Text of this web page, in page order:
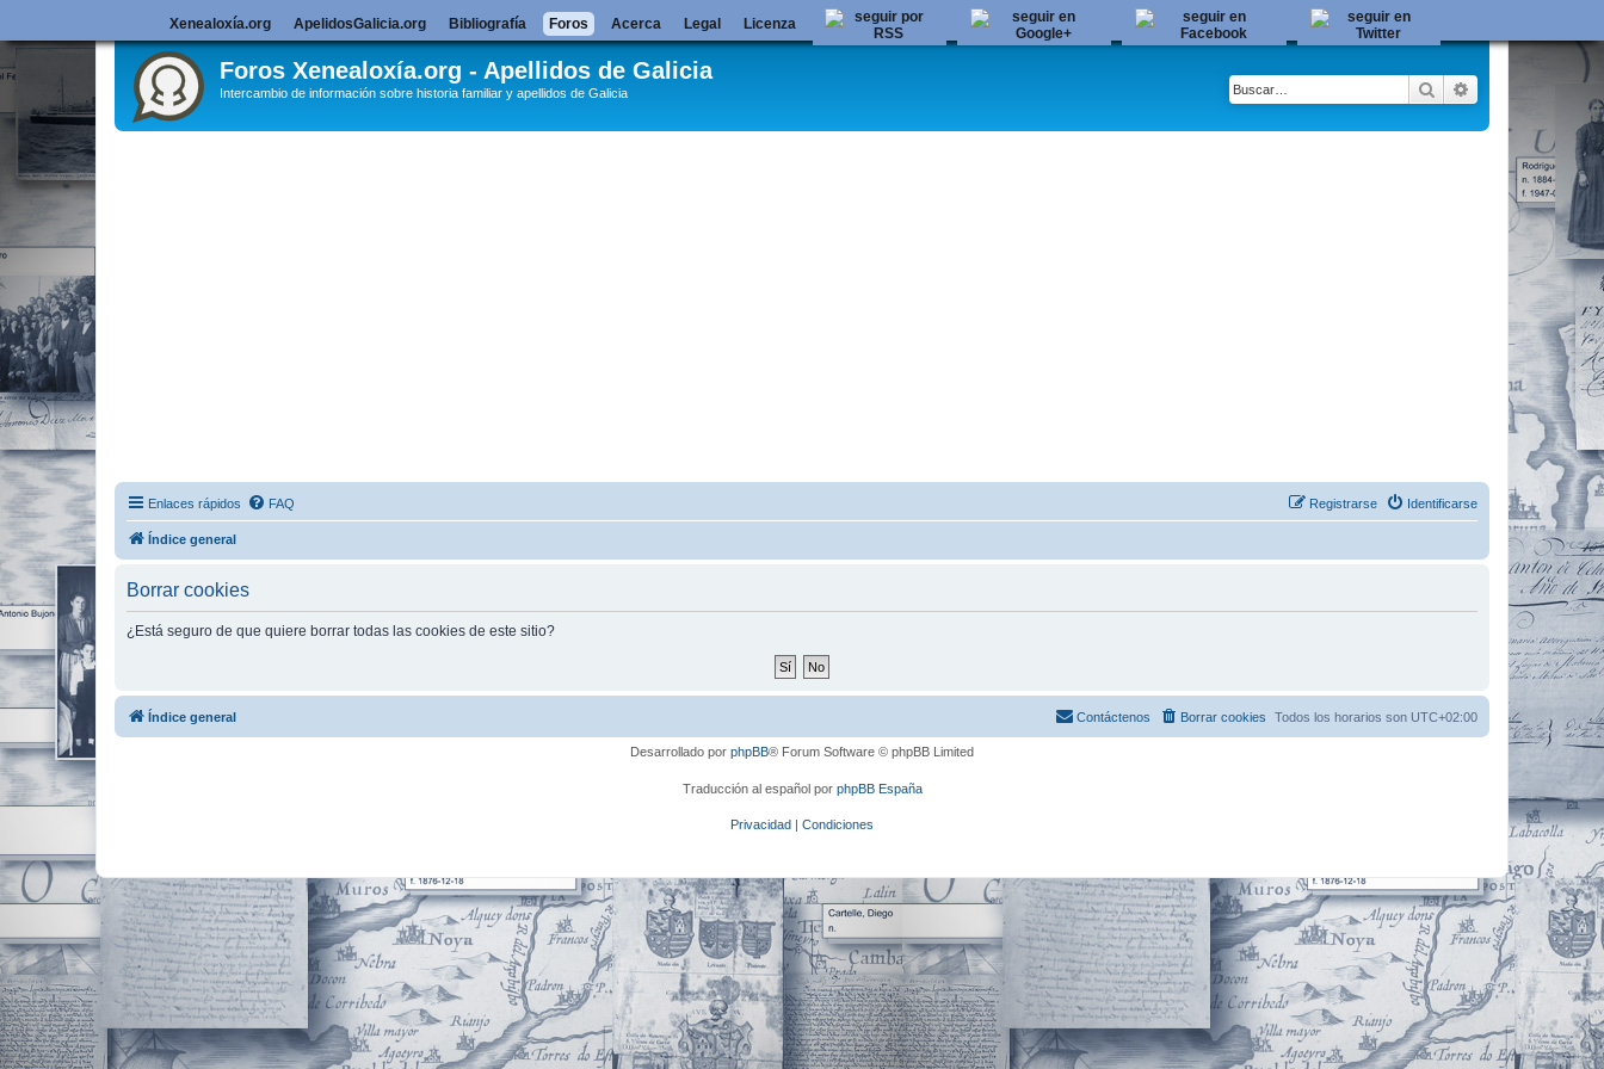
Foros Xenealoxía.org - Apellidos de Galicia
Intercambio de información sobre historia familiar y apellidos de Galicia Buscar Búsqueda
Enlaces rápidos FAQ Identificarse
Registrarse
Índice general
Borrar cookies
¿Está seguro de que quiere borrar todas las cookies de este sitio?
Xenealoxía.org ApelidosGalicia.org Bibliografía Foros Acerca Legal Licenza
Índice general Todos los horarios son UTC+02:00
Borrar cookies
Contáctenos
Desarrollado por phpBB® Forum Software © phpBB Limited
Traducción al español por phpBB España
Privacidad | Condiciones